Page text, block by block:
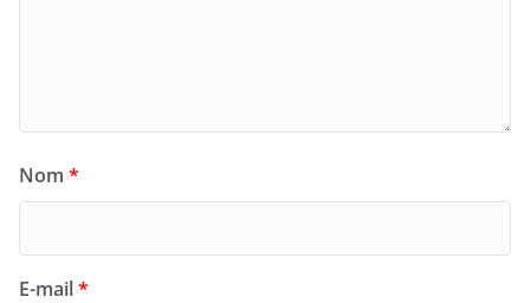
Nom *
E-mail*